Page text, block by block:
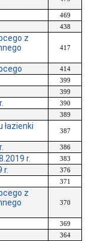
469
438
z
417
414
399
399
390
389
387
386
r.
383
r.
376
371
z
370
369
364